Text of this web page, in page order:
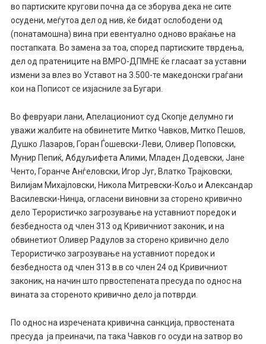
во партиските кругови почна да се зборува дека не сите
осудени, меѓутоа дел од нив, ќе бидат ослободени од
(понатамошна) вина при евентуално одново враќање на
постапката. Во замена за тоа, според партиските тврдења,
дел од пратениците на ВМРО-ДПМНЕ ќе гласаат за уставни
измени за влез во Уставот на 3.500-те македонски граѓани
кои на Пописот се изјасниле за Бугари.
Во февруари лани, Апелациониот суд Скопје делумно ги
уважи жалбите на обвинетите Митко Чавков, Митко Пешов,
Душко Лазаров, Горан Ѓошевски-Леви, Оливер Поповски,
Мунир Пепиќ, Абдуљифета Алими, Младен Додевски, Јане
Ченто, Горанче Анѓеловски, Игор Југ, Влатко Трајковски,
Вилијам Михајловски, Никола Митревски-Кољо и Александар
Василевски-Нинџа, огласени виновни за сторено кривично
дело Терористичко загрозување на уставниот поредок и
безбедноста од член 313 од Кривичниот законик, и на
обвинетиот Оливер Радулов за сторено кривично дело
Терористичко загрозување на уставниот поредок и
безбедноста од член 313 в.в со член 24 од Кривичниот
законик, на начин што првостепената пресуда по однос на
вината за стореното кривично дело ја потврди.
По однос на изречената кривична санкција, првостената
пресуда ја преиначи, па така Чавков го осуди на затвор во